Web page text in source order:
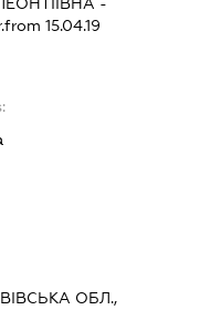
-
15.04.19
ОБЛ.,